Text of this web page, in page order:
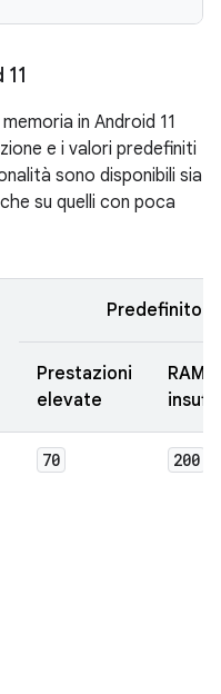
in Android 11
e i valori predefiniti
sono disponibili sia
su quelli con poca
Predefinito
Prestazioni
elevate
RAM
70 200